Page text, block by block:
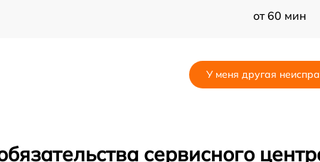
от 60 мин
У меня другая
сервисного